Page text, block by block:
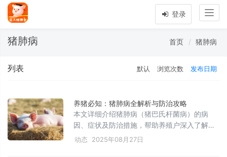
登录
猪肺病 首页 猪肺病
列表 默认 浏览次数 发布日期
养猪必知：猪肺病全解析与防治攻略
本文详细介绍猪肺病（猪巴氏杆菌病）的病
因、症状及防治措施，帮助养殖户深入了解该
病的发病机制和科学防控方法，提升猪群健康
动态 2025年08月27日